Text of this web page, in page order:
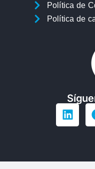
Política de
Política de